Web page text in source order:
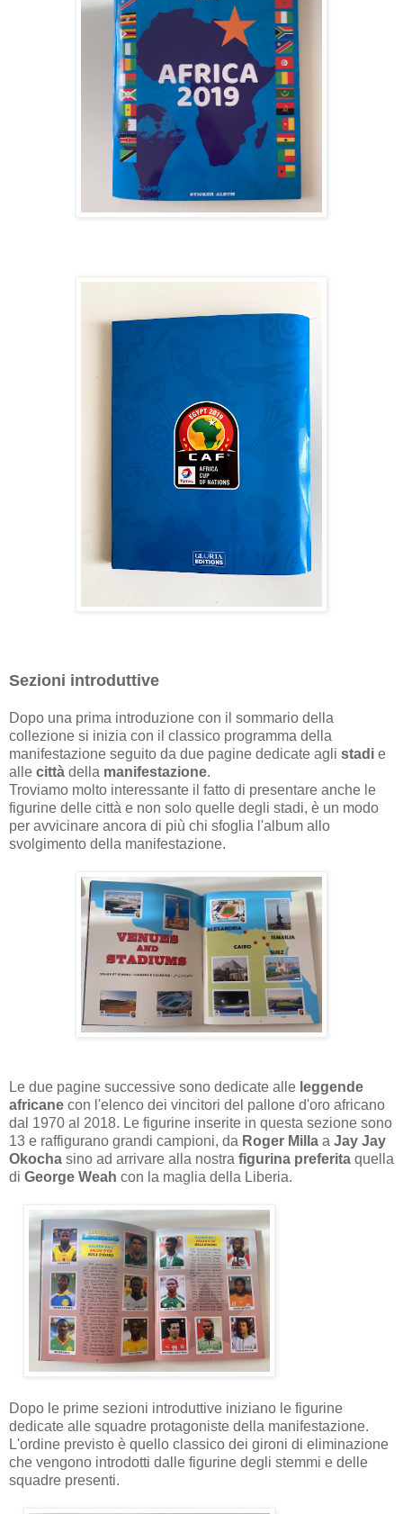
Sezioni introduttive
Dopo una prima introduzione con il sommario della
collezione si inizia con il classico programma della
manifestazione seguito da due pagine dedicate agli stadi e
alle città della manifestazione.
Troviamo molto interessante il fatto di presentare anche le
figurine delle città e non solo quelle degli stadi, è un modo
per avvicinare ancora di più chi sfoglia l'album allo
svolgimento della manifestazione.
Le due pagine successive sono dedicate alle leggende
africane con l'elenco dei vincitori del pallone d'oro africano
dal 1970 al 2018. Le figurine inserite in questa sezione sono
13 e raffigurano grandi campioni, da Roger Milla a Jay Jay
Okocha sino ad arrivare alla nostra figurina preferita quella
di George Weah con la maglia della Liberia.
Dopo le prime sezioni introduttive iniziano le figurine
dedicate alle squadre protagoniste della manifestazione.
L'ordine previsto è quello classico dei gironi di eliminazione
che vengono introdotti dalle figurine degli stemmi e delle
squadre presenti.